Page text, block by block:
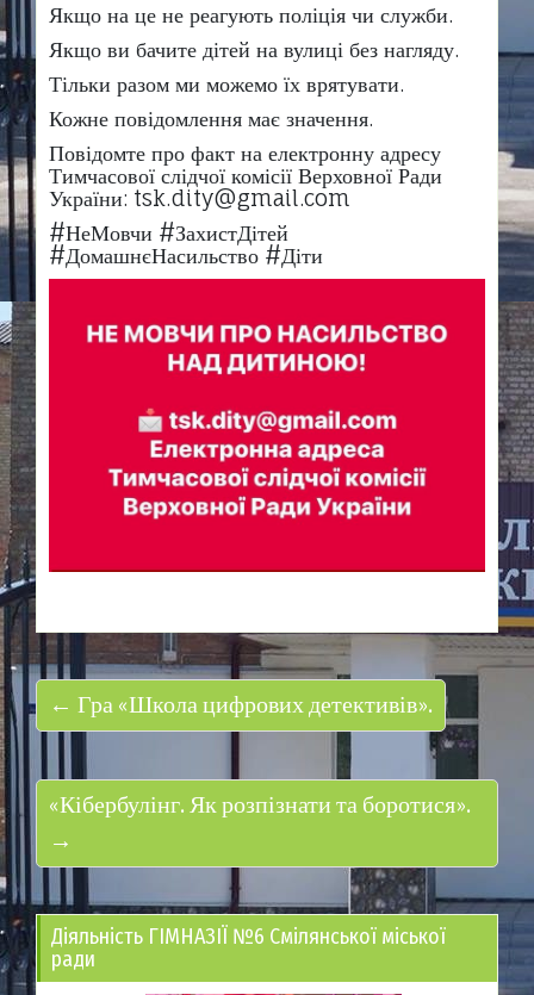
Якщо на це не реагують поліція чи служби.
Якщо ви бачите дітей на вулиці без нагляду.
Тільки разом ми можемо їх врятувати.
Кожне повідомлення має значення.
Повідомте про факт на електронну адресу
Тимчасової слідчої комісії Верховної Ради
України: tsk.dity@gmail.com
#НеМовчи #ЗахистДітей
#ДомашнєНасильство #Діти
← Гра «Школа цифрових детективів».
«Кібербулінг. Як розпізнати та боротися».
→
Діяльність ГІМНАЗІЇ №6 Смілянської міської
ради